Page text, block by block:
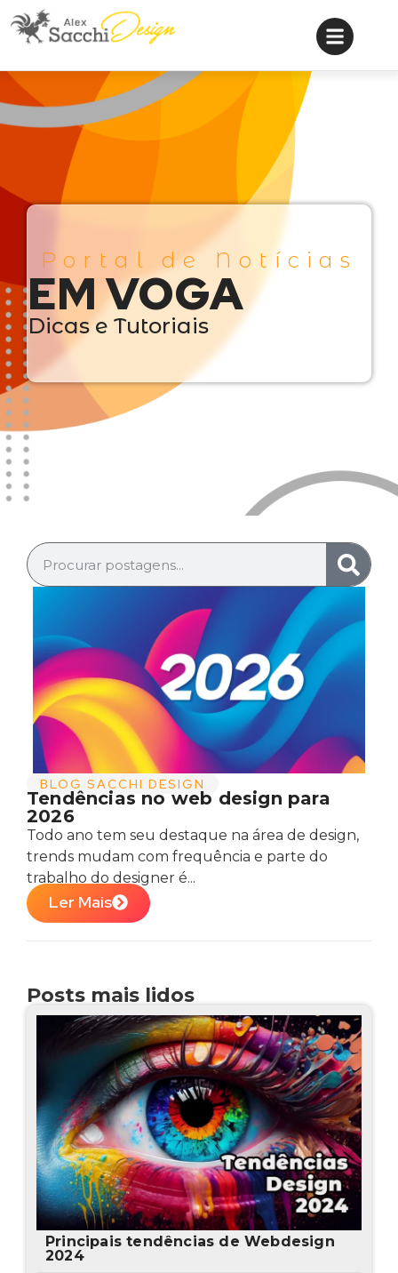
Portal de Notícias
EM VOGA
Dicas e Tutoriais
BLOG SACCHI DESIGN
Tendências no web design para
2026
Todo ano tem seu destaque na área de design,
trends mudam com frequência e parte do
trabalho do designer é...
Ler Mais
Posts mais lidos
Principais tendências de Webdesign
2024